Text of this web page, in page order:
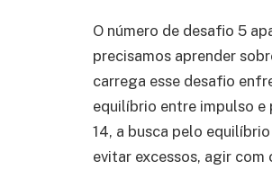
O número de desafio 5
precisamos aprender
carrega esse desafio
equilíbrio entre impulso e
14, a busca pelo
evitar excessos, agir